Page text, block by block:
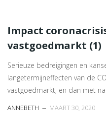
Impact
vastgoedmarkt (1)
Serieuze bedreigingen en
langetermijneffecten van de
vastgoedmarkt, en dan met
ANNEBETH MAART 30, 2020